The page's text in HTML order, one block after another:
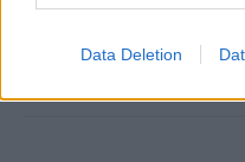
Data Deletion